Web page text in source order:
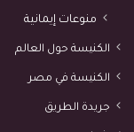
منوعات إيمانية
الكنيسة حول العالم
الكنيسة في مصر
جريدة الطريق